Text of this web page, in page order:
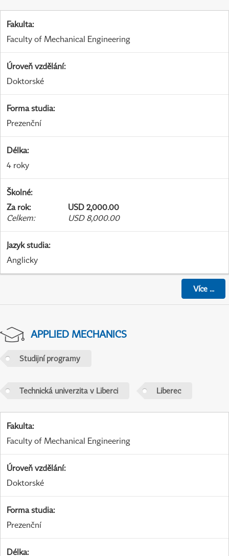
Fakulta:
Faculty of Mechanical Engineering
Úroveň vzdělání:
Doktorské
Forma studia:
Prezenční
Délka:
4 roky
Školné:
Za rok:
USD 2,000.00
Celkem: USD 8,000.00
Jazyk studia:
Anglicky
Více...
APPLIED MECHANICS
Studijní programy
Technická univerzita v Liberci Liberec
Fakulta:
Faculty of Mechanical Engineering
Úroveň vzdělání:
Doktorské
Forma studia:
Prezenční
Délka: